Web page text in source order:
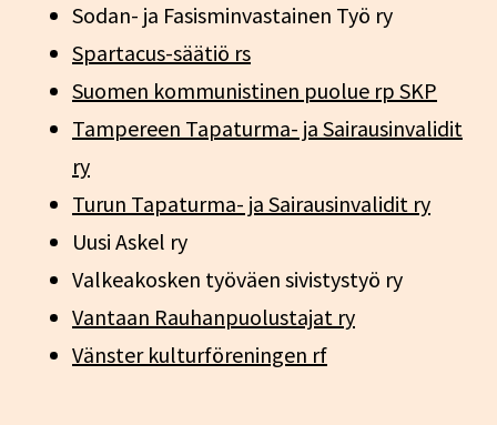
Sodan- ja Fasisminvastainen Työ ry
Spartacus-säätiö rs
Suomen kommunistinen puolue rp SKP
Tampereen Tapaturma- ja Sairausinvalidit
ry
Turun Tapaturma- ja Sairausinvalidit ry
Uusi Askel ry
Valkeakosken työväen sivistystyö ry
Vantaan Rauhanpuolustajat ry
Vänster kulturföreningen rf